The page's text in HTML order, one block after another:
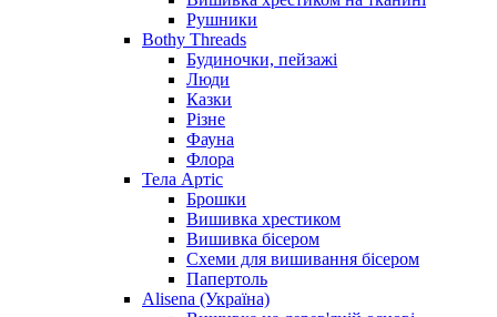
Рушники
Bothy Threads
Будиночки, пейзажі
Люди
Казки
Різне
Фауна
Флора
Тела Артіс
Брошки
Вишивка хрестиком
Вишивка бісером
Схеми для вишивання бісером
Папертоль
Alisena (Україна)